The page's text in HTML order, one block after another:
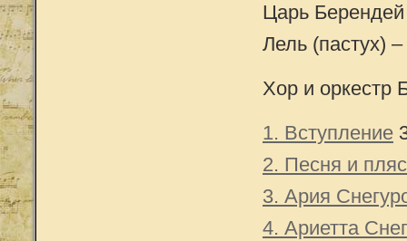
Царь
Лель (пастух)
Хор и оркестр
1. Вступление
2. Песня и
3. Ария
4. Ариетта